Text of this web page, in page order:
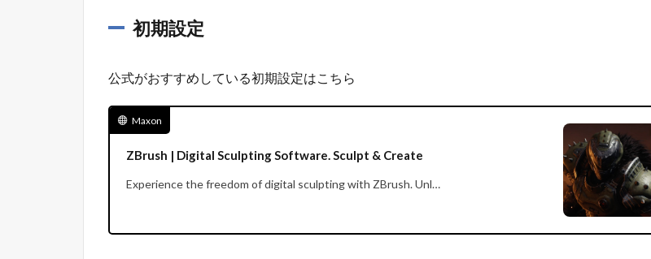
初期設定
公式がおすすめしている初期設定はこちら
Maxon
ZBrush | Digital Sculpting Software. Sculpt & Create
Experience the freedom of digital sculpting with ZBrush. Unl…